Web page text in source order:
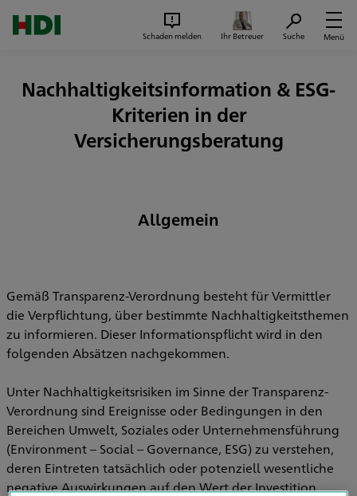
Schaden melden Ihr Betreuer Suche Menü
Nachhaltigkeitsinformation & ESG-
Kriterien in der
Versicherungsberatung
Allgemein
Gemäß Transparenz-Verordnung besteht für Vermittler
die Verpflichtung, über bestimmte Nachhaltigkeitsthemen
zu informieren. Dieser Informationspflicht wird in den
folgenden Absätzen nachgekommen.
Unter Nachhaltigkeitsrisiken im Sinne der Transparenz-
Verordnung sind Ereignisse oder Bedingungen in den
Bereichen Umwelt, Soziales oder Unternehmensführung
(Environment – Social – Governance, ESG) zu verstehen,
deren Eintreten tatsächlich oder potenziell wesentliche
negative Auswirkungen auf den Wert der Investition